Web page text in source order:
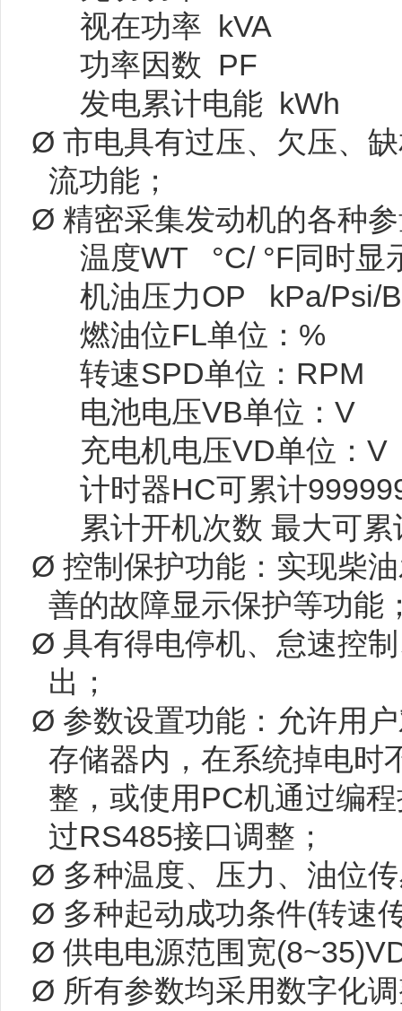
视在功率 kVA
功率因数 PF
发电累计电能 kWh
Ø 市电具有过压、欠压、
流功能；
Ø 精密采集发动机的各种
温度WT °C/ °F同时显
机油压力OP kPa/Psi/
燃油位FL单位：%
转速SPD单位：RPM
电池电压VB单位：V
充电机电压VD单位：V
计时器HC可累计
累计开机次数 最大可
Ø 控制保护功能：实现柴
善的故障显示保护等功能
Ø 具有得电停机、怠速控
出；
Ø 参数设置功能：允许用
存储器内，在系统掉电时
整，或使用PC机通过编
过RS485接口调整；
Ø 多种温度、压力、油位
Ø 多种起动成功条件(转速
Ø 供电电源范围宽
Ø 所有参数均采用数字化